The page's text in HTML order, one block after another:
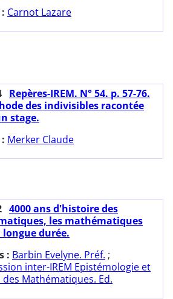
Carnot Lazare
Repères-IREM. N° 54. p. 57-76.
des indivisibles racontée
stage.
Merker Claude
4000 ans d'histoire des
les mathématiques
longue durée.
: Barbin Evelyne. Préf. ;
inter-IREM Epistémologie et
Mathématiques. Ed.